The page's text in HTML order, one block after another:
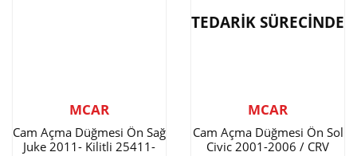
MCAR
Cam Açma Düğmesi Ön Sağ
Juke 2011- Kilitli 25411-
TEDARİK SÜRECİNDE
MCAR
Cam Açma Düğmesi Ön Sol
Civic 2001-2006 / CRV